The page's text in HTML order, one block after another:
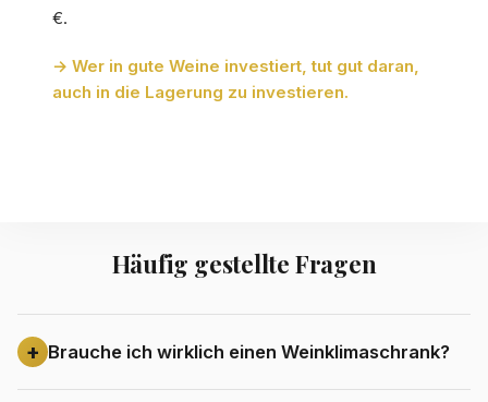
€.
→ Wer in gute Weine investiert, tut gut daran,
auch in die Lagerung zu investieren.
Häufig gestellte Fragen
Brauche ich wirklich einen Weinklimaschrank?